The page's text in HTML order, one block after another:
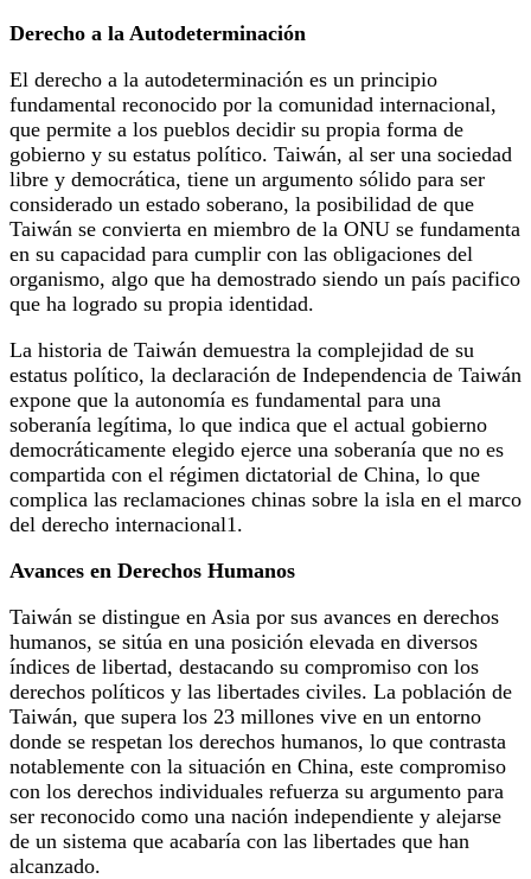
Derecho a la Autodeterminación
El derecho a la autodeterminación es un principio
fundamental reconocido por la comunidad internacional,
que permite a los pueblos decidir su propia forma de
gobierno y su estatus político. Taiwán, al ser una sociedad
libre y democrática, tiene un argumento sólido para ser
considerado un estado soberano, la posibilidad de que
Taiwán se convierta en miembro de la ONU se fundamenta
en su capacidad para cumplir con las obligaciones del
organismo, algo que ha demostrado siendo un país pacifico
que ha logrado su propia identidad.
La historia de Taiwán demuestra la complejidad de su
estatus político, la declaración de Independencia de Taiwán
expone que la autonomía es fundamental para una
soberanía legítima, lo que indica que el actual gobierno
democráticamente elegido ejerce una soberanía que no es
compartida con el régimen dictatorial de China, lo que
complica las reclamaciones chinas sobre la isla en el marco
del derecho internacional1.
Avances en Derechos Humanos
Taiwán se distingue en Asia por sus avances en derechos
humanos, se sitúa en una posición elevada en diversos
índices de libertad, destacando su compromiso con los
derechos políticos y las libertades civiles. La población de
Taiwán, que supera los 23 millones vive en un entorno
donde se respetan los derechos humanos, lo que contrasta
notablemente con la situación en China, este compromiso
con los derechos individuales refuerza su argumento para
ser reconocido como una nación independiente y alejarse
de un sistema que acabaría con las libertades que han
alcanzado.